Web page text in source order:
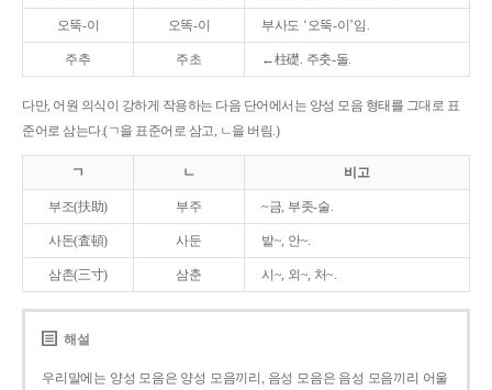
오뚝-이 오똑-이 부사도 ‘오뚝-이’임.
주추 주초 ←柱礎. 주춧-돌.
다만, 어원 의식이 강하게 작용하는 다음 단어에서는 양성 모음 형태를 그대로 표
준어로 삼는다.(ㄱ을 표준어로 삼고, ㄴ을 버림.)
ㄱ ㄴ 비고
부조(扶助) 부주 ~금, 부좃-술.
사돈(査頓) 사둔 밭~, 안~.
삼촌(三寸) 삼춘 시~, 외~, 처~.
해설
우리말에는 양성 모음은 양성 모음끼리, 음성 모음은 음성 모음끼리 어울